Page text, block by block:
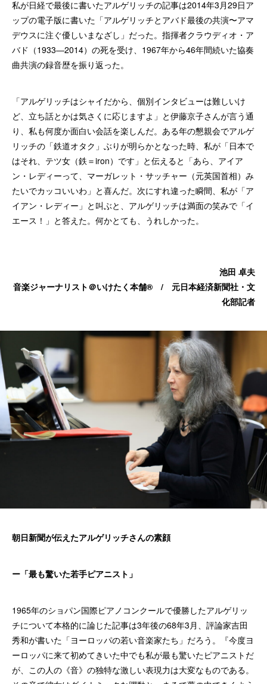
私が日経で最後に書いたアルゲリッチの記事は2014年3月29日ア
ップの電子版に書いた「アルゲリッチとアバド最後の共演〜アマ
デウスに注ぐ優しいまなざし」だった。指揮者クラウディオ・ア
バド（1933―2014）の死を受け、1967年から46年間続いた協奏
曲共演の録音歴を振り返った。
「アルゲリッチはシャイだから、個別インタビューは難しいけ
ど、立ち話とかは気さくに応じますよ」と伊藤京子さんが言う通
り、私も何度か面白い会話を楽しんだ。ある年の懇親会でアルゲ
リッチの「鉄道オタク」ぶりが明らかとなった時、私が「日本で
はそれ、テツ女（鉄＝iron）です」と伝えると「あら、アイア
ン・レディーって、マーガレット・サッチャー（元英国首相）み
たいでカッコいいわ」と喜んだ。次にすれ違った瞬間、私が「ア
イアン・レディー」と叫ぶと、アルゲリッチは満面の笑みで「イ
エース！」と答えた。何かとても、うれしかった。
池田 卓夫
音楽ジャーナリスト＠いけたく本舗®︎ / 元日本経済新聞社・文
化部記者
朝日新聞が伝えたアルゲリッチさんの素顔
ー「最も驚いた若手ピアニスト」
1965年のショパン国際ピアノコンクールで優勝したアルゲリッ
チについて本格的に論じた記事は3年後の68年3月、評論家吉田
秀和が書いた「ヨーロッパの若い音楽家たち」だろう。『今度ヨ
ーロッパに来て初めてきいた中でも私が最も驚いたピアニストだ
が、この人の《音》の独特な激しい表現力は大変なものである。